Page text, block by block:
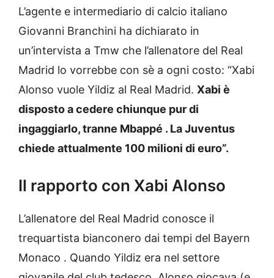
L’agente e intermediario di calcio italiano
Giovanni Branchini ha dichiarato in
un’intervista a Tmw che l’allenatore del Real
Madrid lo vorrebbe con sè a ogni costo: “Xabi
Alonso vuole Yildiz al Real Madrid. Xabi è
disposto a cedere chiunque pur di
ingaggiarlo, tranne Mbappé . La Juventus
chiede attualmente 100 milioni di euro”.
Il rapporto con Xabi Alonso
L’allenatore del Real Madrid conosce il
trequartista bianconero dai tempi del Bayern
Monaco . Quando Yildiz era nel settore